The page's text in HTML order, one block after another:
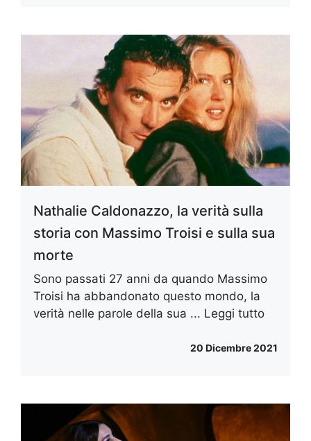
Nathalie Caldonazzo, la verità sulla
storia con Massimo Troisi e sulla sua
morte
Sono passati 27 anni da quando Massimo
Troisi ha abbandonato questo mondo, la
verità nelle parole della sua ... Leggi tutto
20 Dicembre 2021